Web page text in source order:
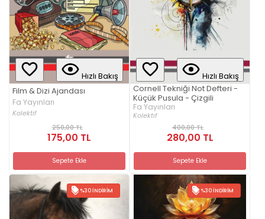
Hızlı Bakış
Film & Dizi Ajandası
Fa Yayınları
Kolektif
250,00 TL
175,00 TL
Sepete Ekle
Hızlı Bakış
Cornell Tekniği Not Defteri -
Küçük Pusula - Çizgili
Fa Yayınları
Kolektıf
400,00 TL
280,00 TL
Sepete Ekle
%30 İNDIRIM %30 İNDIRIM